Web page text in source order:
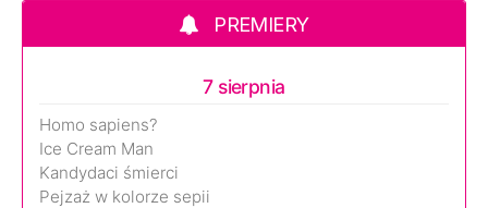
PREMIERY
7 sierpnia
Homo sapiens?
Ice Cream Man
Kandydaci śmierci
Pejzaż w kolorze sepii